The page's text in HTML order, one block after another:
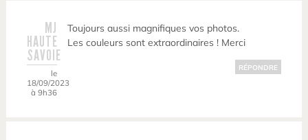
MJ
HAUTE
SAVOIE
le
18/09/2023
à 9h36
Toujours aussi magnifiques vos photos.
Les couleurs sont extraordinaires ! Merci
RÉPONDRE